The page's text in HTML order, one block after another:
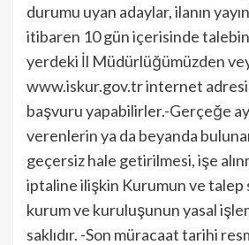
durumu uyan adaylar, ilanın
itibaren 10 gün içerisinde talebin
yerdeki İl Müdürlüğümüzden
www.iskur.gov.tr internet
başvuru yapabilirler.-Gerçeğe
verenlerin ya da beyanda
geçersiz hale getirilmesi, işe
iptaline ilişkin Kurumun ve talep
kurum ve kuruluşunun yasal
saklıdır. -Son müracaat tarihi